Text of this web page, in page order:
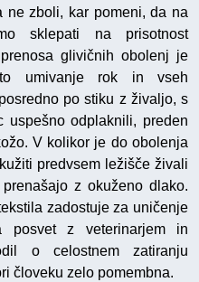
ne zboli, kar pomeni, da na
sklepati na prisotnost
glivičnih obolenj je
umivanje rok in vseh
po stiku z živaljo, s
uspešno odplaknili, preden
V kolikor je do obolenja
predvsem ležišče živali
z okuženo dlako.
zadostuje za uničenje
posvet z veterinarjem in
o celostnem zatiranju
človeku zelo pomembna.